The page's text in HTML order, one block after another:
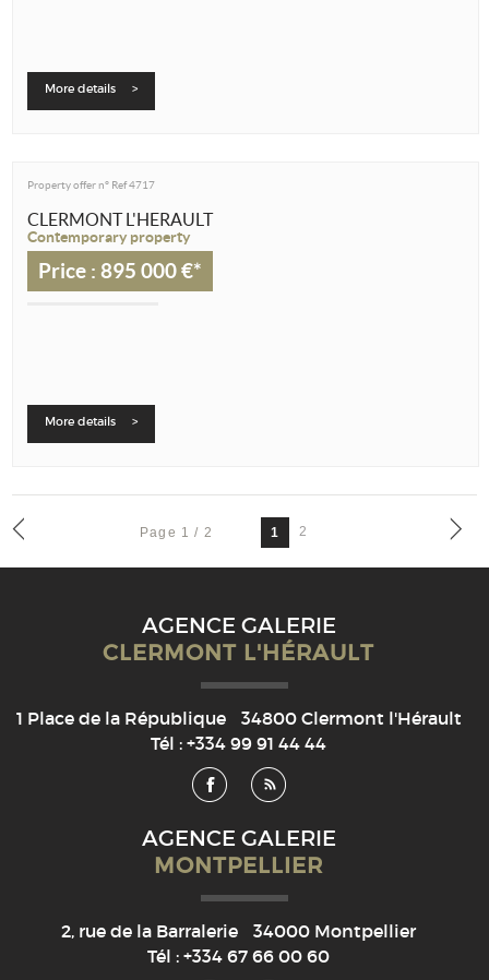
More details >
Property offer n° Ref 4717
CLERMONT L'HERAULT
Contemporary property
Price : 895 000 €*
More details >
Page 1 / 2 1 2
AGENCE GALERIE
CLERMONT L'HÉRAULT
1 Place de la République 34800 Clermont l'Hérault
Tél :+334 99 91 44 44
AGENCE GALERIE
MONTPELLIER
2, rue de la Barralerie 34000 Montpellier
Tél :+334 67 66 00 60